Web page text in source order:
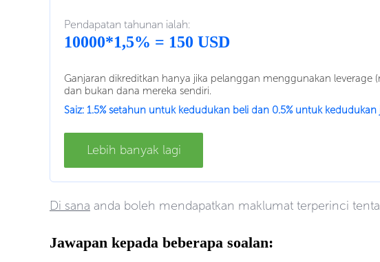
Pendapatan tahunan ialah:
10000*1,5% = 150 USD
Ganjaran dikreditkan hanya jika pelanggan menggunakan leverage
dan bukan dana mereka sendiri.
Saiz: 1.5% setahun untuk kedudukan beli dan 0.5% untuk kedudukan
Lebih banyak lagi
Di sana anda boleh mendapatkan maklumat terperinci
Jawapan kepada beberapa soalan: